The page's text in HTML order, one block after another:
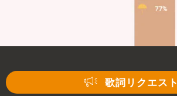
歌詞リクエスト